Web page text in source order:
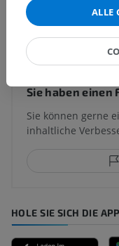
Übersetzungen
Sie haben einen
Sie können gerne
inhaltliche
HOLE SIE SICH DIE APP
ALLE